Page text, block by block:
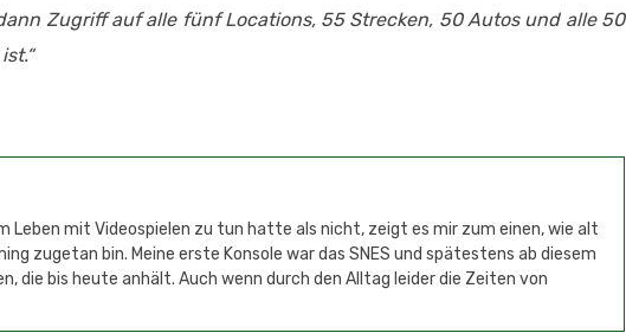
Zugriff auf alle fünf Locations, 55 Strecken, 50 Autos und alle 50
Leben mit Videospielen zu tun hatte als nicht, zeigt es mir zum einen, wie alt
zugetan bin. Meine erste Konsole war das SNES und spätestens ab diesem
die bis heute anhält. Auch wenn durch den Alltag leider die Zeiten von